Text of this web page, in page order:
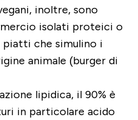
inoltre, sono
isolati proteici o
che simulino i
animale (burger di
lipidica, il 90% è
in particolare acido